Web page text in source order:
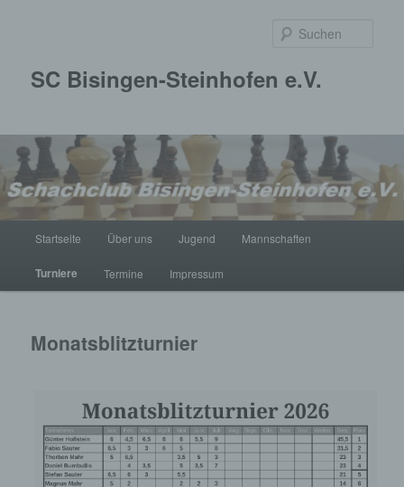
SC Bisingen-Steinhofen e.V.
Startseite Über uns Jugend Mannschaften
Turniere Termine Impressum
Monatsblitzturnier